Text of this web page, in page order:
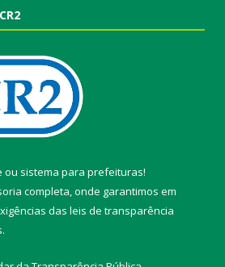
ou sistema para prefeituras!
completa, onde garantimos em
das leis de transparência